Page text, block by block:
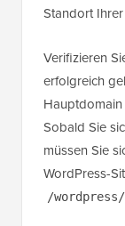
Standort
Verifizieren
erfolgreich
Sobald Sie
müssen Sie
WordPress-
/wordpress/